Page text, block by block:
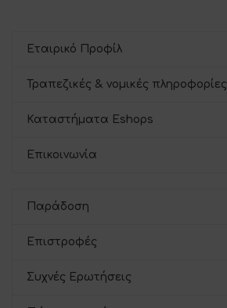
Εταιρικό Προφίλ
Τραπεζικές & νομικές πληροφορίες
Καταστήματα Eshops
Επικοινωνία
Παράδοση
Επιστροφές
Συχνές Ερωτήσεις